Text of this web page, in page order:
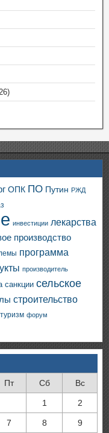
ОПК ПО Путин РЖД
инвестиции лекарства
производство
программа
производитель
санкции сельское
строительство
туризм форум
Пт Сб Вс
1 2
7 8 9